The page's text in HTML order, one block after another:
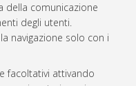
della comunicazione
degli utenti.
navigazione solo con i
facoltativi attivando